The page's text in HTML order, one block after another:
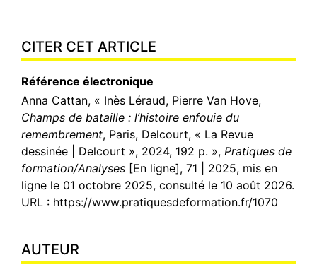
CITER CET ARTICLE
Référence électronique
Anna Cattan, « Inès Léraud, Pierre Van Hove,
Champs de bataille : l’histoire enfouie du
remembrement, Paris, Delcourt, « La Revue
dessinée | Delcourt », 2024, 192 p. », Pratiques de
formation/Analyses [En ligne], 71 | 2025, mis en
ligne le 01 octobre 2025, consulté le 10 août 2026.
URL : https://www.pratiquesdeformation.fr/1070
AUTEUR